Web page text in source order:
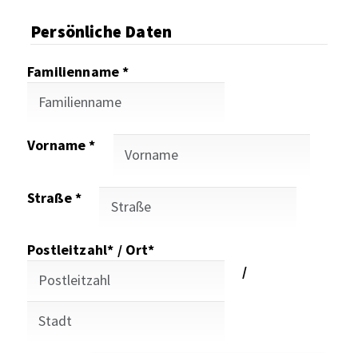
Persönliche Daten
Familienname *
Vorname *
Straße *
Postleitzahl* / Ort*
/